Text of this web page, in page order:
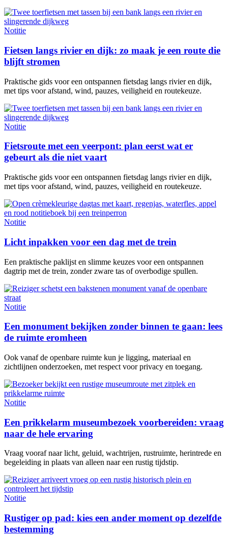
Notitie
Fietsen langs rivier en dijk: zo maak je een route die
blijft stromen
Praktische gids voor een ontspannen fietsdag langs rivier en dijk,
met tips voor afstand, wind, pauzes, veiligheid en routekeuze.
Notitie
Fietsroute met een veerpont: plan eerst wat er
gebeurt als die niet vaart
Praktische gids voor een ontspannen fietsdag langs rivier en dijk,
met tips voor afstand, wind, pauzes, veiligheid en routekeuze.
Notitie
Licht inpakken voor een dag met de trein
Een praktische paklijst en slimme keuzes voor een ontspannen
dagtrip met de trein, zonder zware tas of overbodige spullen.
Notitie
Een monument bekijken zonder binnen te gaan: lees
de ruimte eromheen
Ook vanaf de openbare ruimte kun je ligging, materiaal en
zichtlijnen onderzoeken, met respect voor privacy en toegang.
Notitie
Een prikkelarm museumbezoek voorbereiden: vraag
naar de hele ervaring
Vraag vooraf naar licht, geluid, wachtrijen, rustruimte, herintrede en
begeleiding in plaats van alleen naar een rustig tijdstip.
Notitie
Rustiger op pad: kies een ander moment op dezelfde
bestemming